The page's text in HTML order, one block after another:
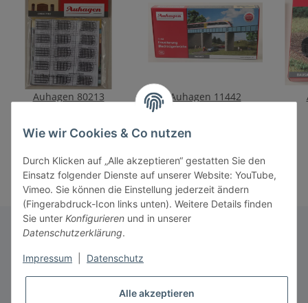
Auhagen 80213
14,90 €
Auhagen 11442
Informationen
Gesetzliche Informationen
Wie wir Cookies & Co nutzen
Durch Klicken auf „Alle akzeptieren“ gestatten Sie den
Einsatz folgender Dienste auf unserer Website: YouTube,
Vimeo. Sie können die Einstellung jederzeit ändern
(Fingerabdruck-Icon links unten). Weitere Details finden
Sie unter Konfigurieren und in unserer
Datenschutzerklärung.
Impressum Datenschutz
Alle akzeptieren